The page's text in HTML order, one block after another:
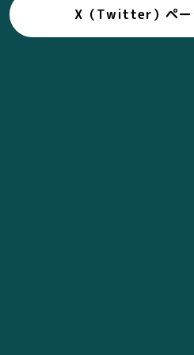
X（Twitter）ペー